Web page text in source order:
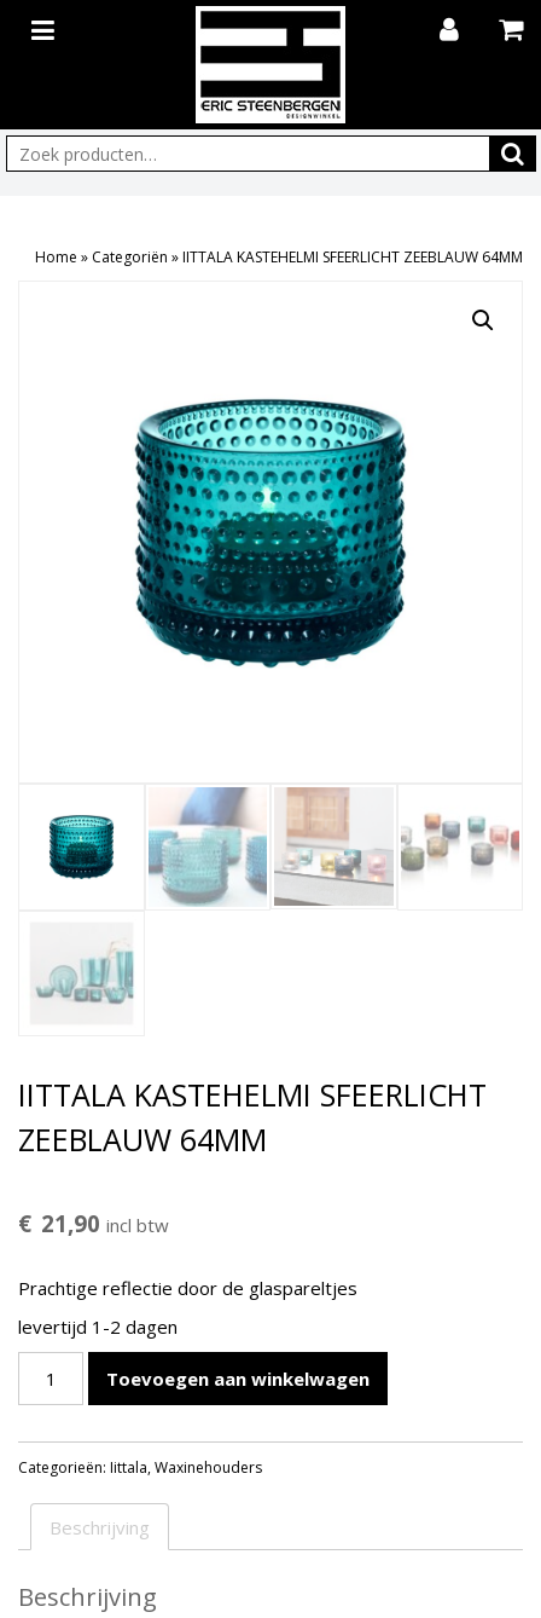
Zoeken:
Home » Categoriën »IITTALA KASTEHELMI SFEERLICHT ZEEBLAUW 64MM
IITTALA KASTEHELMI SFEERLICHT
ZEEBLAUW 64MM
€ 21,90 incl btw
Prachtige reflectie door de glaspareltjes
levertijd 1-2 dagen
KASTEHELMI
ZEEBLAUW
64MM
aantal
Toevoegen aan winkelwagen
Categorieën: Iittala,Waxinehouders
Beschrijving
Beschrijving